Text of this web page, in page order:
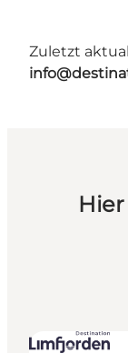
Zuletzt